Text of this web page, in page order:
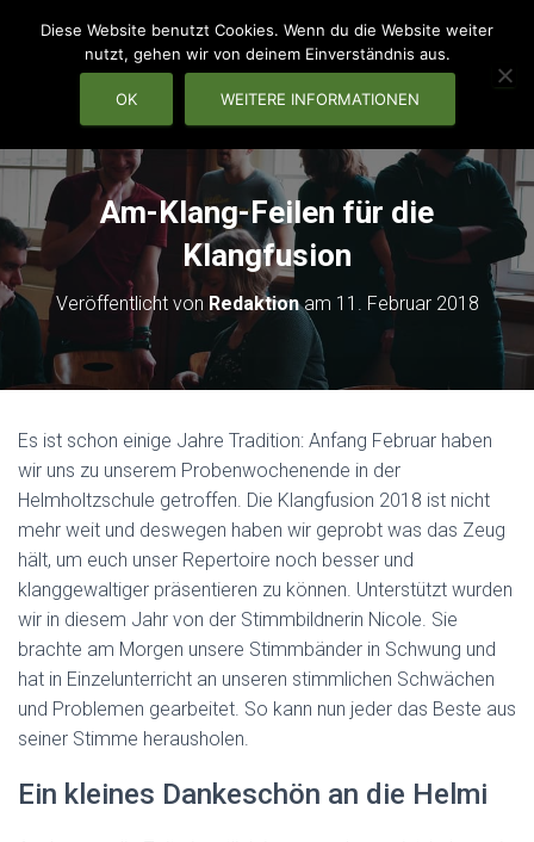
Am-Klang-Feilen für die
Klangfusion
Veröffentlicht von Redaktionam 11. Februar 2018
Es ist schon einige Jahre Tradition: Anfang Februar haben
wir uns zu unserem Probenwochenende in der
Helmholtzschule getroffen. Die Klangfusion 2018 ist nicht
mehr weit und deswegen haben wir geprobt was das Zeug
hält, um euch unser Repertoire noch besser und
klanggewaltiger präsentieren zu können. Unterstützt wurden
wir in diesem Jahr von der Stimmbildnerin Nicole. Sie
brachte am Morgen unsere Stimmbänder in Schwung und
hat in Einzelunterricht an unseren stimmlichen Schwächen
und Problemen gearbeitet. So kann nun jeder das Beste aus
seiner Stimme herausholen.
Ein kleines Dankeschön an die Helmi
Diese Website benutzt Cookies. Wenn du die Website weiter
nutzt, gehen wir von deinem Einverständnis aus.
OK WEITERE INFORMATIONEN